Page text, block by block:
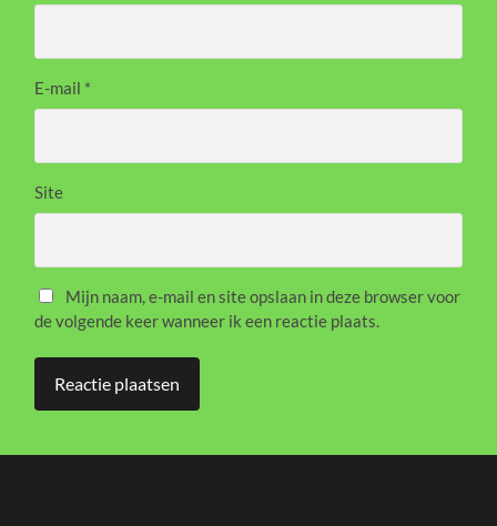
E-mail *
Site
Mijn naam, e-mail en site opslaan in deze browser voor
de volgende keer wanneer ik een reactie plaats.